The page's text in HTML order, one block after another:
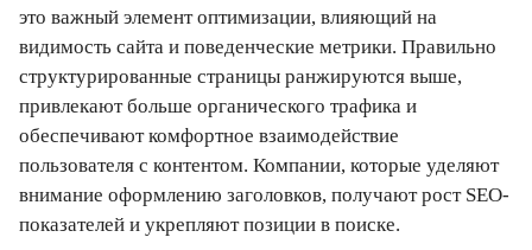
это важный элемент оптимизации, влияющий на
видимость сайта и поведенческие метрики. Правильно
структурированные страницы ранжируются выше,
привлекают больше органического трафика и
обеспечивают комфортное взаимодействие
пользователя с контентом. Компании, которые уделяют
внимание оформлению заголовков, получают рост SEO-
показателей и укрепляют позиции в поиске.